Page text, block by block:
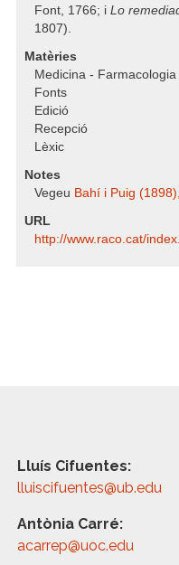
Font, 1766; i Lo
1807).
Matèries
Medicina - Farmacologia
Fonts
Edició
Recepció
Lèxic
Notes
Vegeu Bahí i Puig (1898),
URL
http:/​/​www.raco.cat/​
Lluís Cifuentes:
lluiscifuentes@ub.edu
Antònia Carré:
acarrep@uoc.edu